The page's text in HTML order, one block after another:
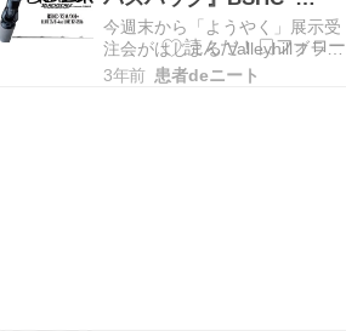
っておりました。さて今回は大
変ありがたい事に昨年に引き続
き2024年NEWモデルとしてバ
レーヒルからブラックスケール
73M/XH+
今週末から「ようやく」展示受
注会がはじまる Valleyhillブラッ
クスケール "バスハック"BSHCｰ
3年前 患者deニート